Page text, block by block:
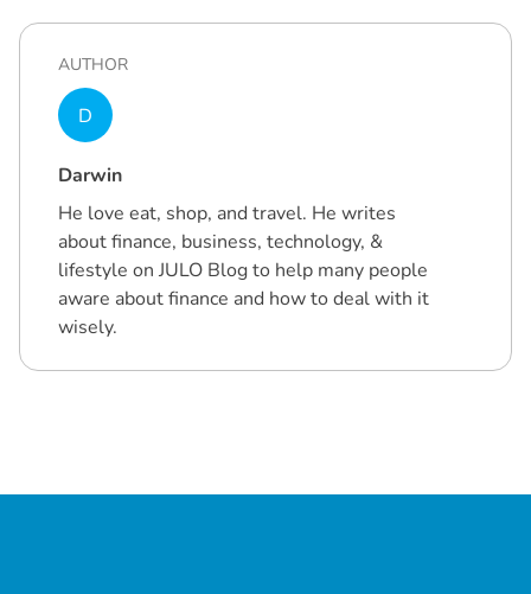
AUTHOR
D
Darwin
He love eat, shop, and travel. He writes
about finance, business, technology, &
lifestyle on JULO Blog to help many people
aware about finance and how to deal with it
wisely.